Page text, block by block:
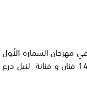
مهرجان السمارة الأول
للكوميديا الحسانية ، الذي يشارك فيه 14 فنان و فنانة لنيل درع